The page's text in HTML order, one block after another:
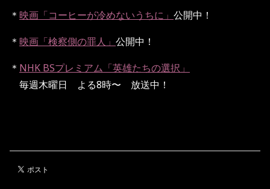
＊ 映画「コーヒーが冷めないうちに」 公開中！
＊ 映画「検察側の罪人」 公開中！
＊ NHK BSプレミアム「英雄たちの選択」
毎週木曜日 よる8時〜 放送中！